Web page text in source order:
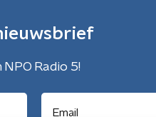
NPO Radio 5!